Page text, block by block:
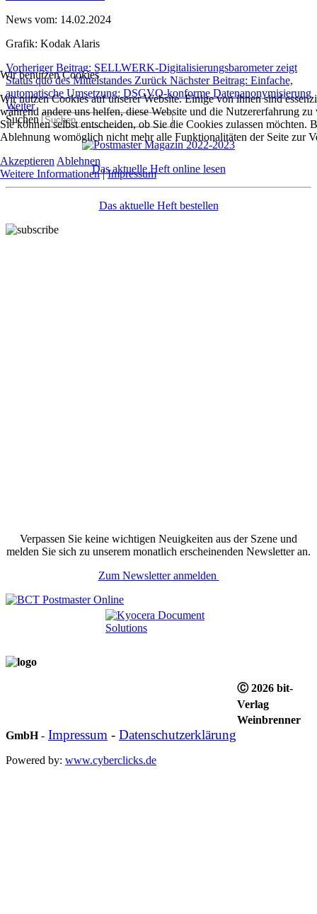
News vom: 14.02.2024
Grafik: Kodak Alaris
Vorheriger Beitrag: SELLWERK-Digitalisierungsbarometer zeigt
Status quo des Mittelstandes Zurück Nächster Beitrag: Einfache,
automatische Umsetzung: DSGVO-konforme Datenanonymisierung
Weiter
Suchen
Das aktuelle Heft online lesen
Das aktuelle Heft bestellen
Verpassen Sie keine wichtigen Neuigkeiten aus der Szene und
melden Sie sich zu unserem monatlich erscheinenden Newsletter an.
Zum Newsletter anmelden
Ⓒ 2026 bit-
Verlag
Weinbrenner
GmbH- Impressum - Datenschutzerklärung
Powered by: www.cyberclicks.de
Wir benutzen Cookies
Wir nutzen Cookies auf unserer Website. Einige von ihnen sind
während andere uns helfen, diese Website und die Nutzererfahrung
Sie können selbst entscheiden, ob Sie die Cookies zulassen möchten.
Ablehnung womöglich nicht mehr alle Funktionalitäten der Seite zur
Akzeptieren Ablehnen
Weitere Informationen|Impressum